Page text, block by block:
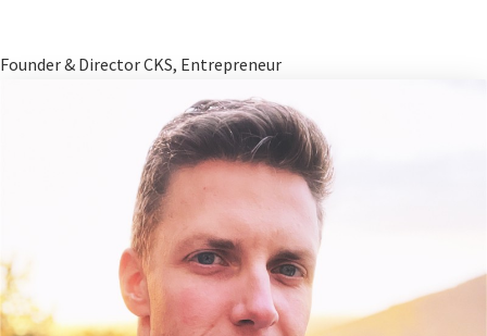
Founder & Director CKS, Entrepreneur